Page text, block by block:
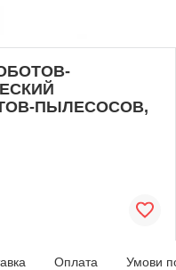
ПЫЛЕСОСОВ,
Оплата Умови